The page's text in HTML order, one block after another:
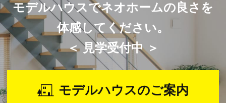
モデルハウスでネオホームの良さを
体感してください。
＜ 見学受付中 ＞
モデルハウスのご案内